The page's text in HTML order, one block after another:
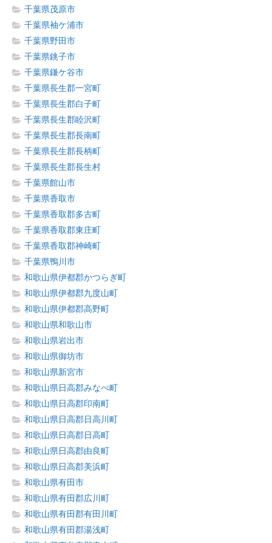
千葉県茂原市
千葉県袖ケ浦市
千葉県野田市
千葉県銚子市
千葉県鎌ケ谷市
千葉県長生郡一宮町
千葉県長生郡白子町
千葉県長生郡睦沢町
千葉県長生郡長南町
千葉県長生郡長柄町
千葉県長生郡長生村
千葉県館山市
千葉県香取市
千葉県香取郡多古町
千葉県香取郡東庄町
千葉県香取郡神崎町
千葉県鴨川市
和歌山県伊都郡かつらぎ町
和歌山県伊都郡九度山町
和歌山県伊都郡高野町
和歌山県和歌山市
和歌山県岩出市
和歌山県御坊市
和歌山県新宮市
和歌山県日高郡みなべ町
和歌山県日高郡印南町
和歌山県日高郡日高川町
和歌山県日高郡日高町
和歌山県日高郡由良町
和歌山県日高郡美浜町
和歌山県有田市
和歌山県有田郡広川町
和歌山県有田郡有田川町
和歌山県有田郡湯浅町